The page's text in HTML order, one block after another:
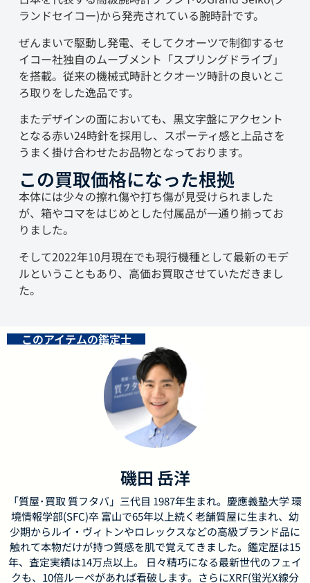
ランドセイコー)から発売されている腕時計です。
ぜんまいで駆動し発電、そしてクオーツで制御するセ
イコー社独自のムーブメント「スプリングドライブ」
を搭載。従来の機械式時計とクオーツ時計の良いとこ
ろ取りをした逸品です。
またデザインの面においても、黒文字盤にアクセント
となる赤い24時針を採用し、スポーティ感と上品さを
うまく掛け合わせたお品物となっております。
この買取価格になった根拠
本体には少々の擦れ傷や打ち傷が見受けられました
が、箱やコマをはじめとした付属品が一通り揃ってお
りました。
そして2022年10月現在でも現行機種として最新のモデ
ルということもあり、高価お買取させていただきまし
た。
このアイテムの鑑定士
磯田 岳洋
「質屋･買取 質フタバ」三代目 1987年生まれ。慶應義塾大学 環
境情報学部(SFC)卒 富山で65年以上続く老舗質屋に生まれ、幼
少期からルイ・ヴィトンやロレックスなどの高級ブランド品に
触れて本物だけが持つ質感を肌で覚えてきました。鑑定歴は15
年、査定実績は14万点以上。 日々精巧になる最新世代のフェイ
クも、10倍ルーペがあれば看破します。さらにXRF(蛍光X線分